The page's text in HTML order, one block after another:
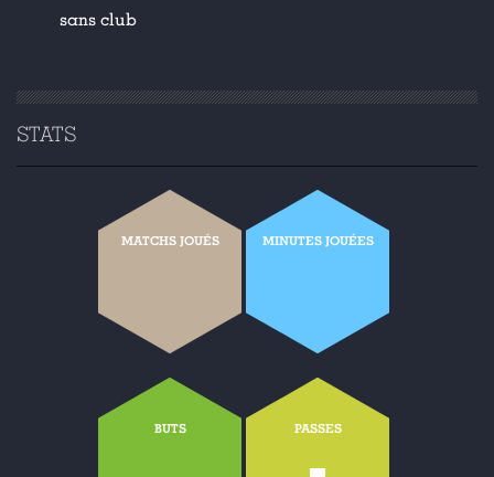
sans club
STATS
MATCHS JOUÉS MINUTES JOUÉES
BUTS PASSES